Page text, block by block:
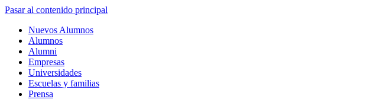
Pasar al contenido principal
Nuevos Alumnos
Alumnos
Alumni
Empresas
Universidades
Escuelas y familias
Prensa